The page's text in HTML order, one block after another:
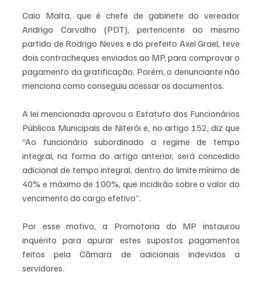
Caio Malta, que é chefe de gabinete do vereador
Andrigo Carvalho (PDT), pertencente ao mesmo
partido de Rodrigo Neves e do prefeito Axel Grael, teve
dois contracheques enviados ao MP, para comprovar o
pagamento da gratificação. Porém, o denunciante não
menciona como conseguiu acessar os documentos.
A lei mencionada aprovou o Estatuto dos Funcionários
Públicos Municipais de Niterói e, no artigo 152, diz que
“Ao funcionário subordinado a regime de tempo
integral, na forma do artigo anterior, será concedido
adicional de tempo integral, dentro do limite mínimo de
40% e máximo de 100%, que incidirão sobre o valor do
vencimento do cargo efetivo”.
Por esse motivo, a Promotoria do MP instaurou
inquérito para apurar estes supostos pagamentos
feitos pela Câmara de adicionais indevidos a
servidores.